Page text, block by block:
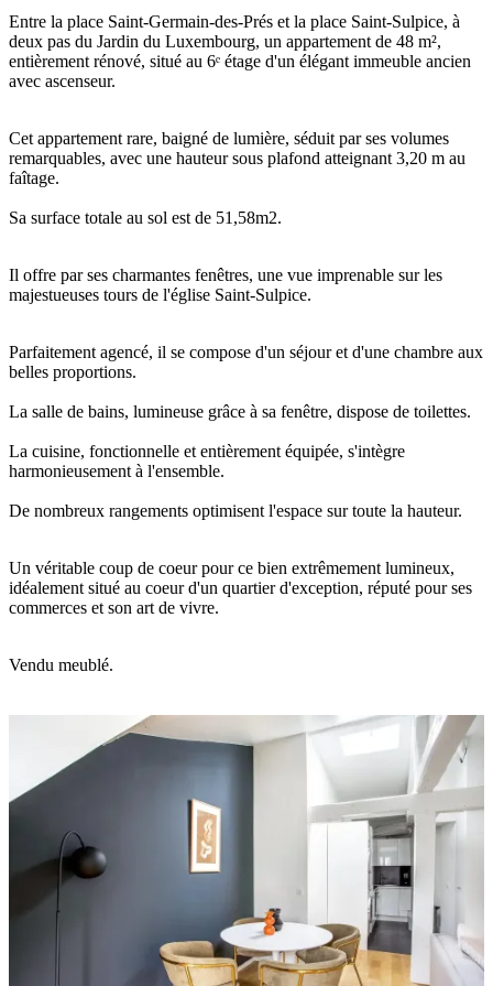
Entre la place Saint-Germain-des-Prés et la place Saint-Sulpice, à
deux pas du Jardin du Luxembourg, un appartement de 48 m²,
entièrement rénové, situé au 6ᵉ étage d'un élégant immeuble ancien
avec ascenseur.
Cet appartement rare, baigné de lumière, séduit par ses volumes
remarquables, avec une hauteur sous plafond atteignant 3,20 m au
faîtage.
Sa surface totale au sol est de 51,58m2.
Il offre par ses charmantes fenêtres, une vue imprenable sur les
majestueuses tours de l'église Saint-Sulpice.
Parfaitement agencé, il se compose d'un séjour et d'une chambre aux
belles proportions.
La salle de bains, lumineuse grâce à sa fenêtre, dispose de toilettes.
La cuisine, fonctionnelle et entièrement équipée, s'intègre
harmonieusement à l'ensemble.
De nombreux rangements optimisent l'espace sur toute la hauteur.
Un véritable coup de coeur pour ce bien extrêmement lumineux,
idéalement situé au coeur d'un quartier d'exception, réputé pour ses
commerces et son art de vivre.
Vendu meublé.